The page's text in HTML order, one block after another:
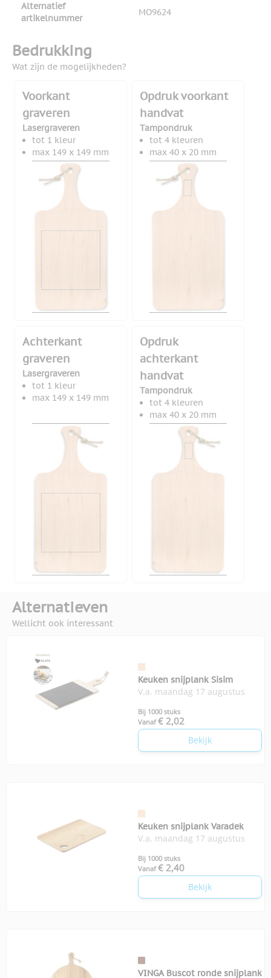
Alternatief
artikelnummer
MO9624
Bedrukking
Wat zijn de mogelijkheden?
Voorkant
graveren
Lasergraveren
tot 1 kleur
max 149 x 149 mm
Opdruk voorkant
handvat
Tampondruk
tot 4 kleuren
max 40 x 20 mm
Achterkant
graveren
Lasergraveren
tot 1 kleur
max 149 x 149 mm
Opdruk
achterkant
handvat
Tampondruk
tot 4 kleuren
max 40 x 20 mm
Alternatieven
Wellicht ook interessant
Keuken snijplank Sisim
V.a. maandag 17 augustus
Bij 1000 stuks
Vanaf € 2,02
Bekijk
Keuken snijplank Varadek
V.a. maandag 17 augustus
Bij 1000 stuks
Vanaf € 2,40
Bekijk
VINGA Buscot ronde snijplank